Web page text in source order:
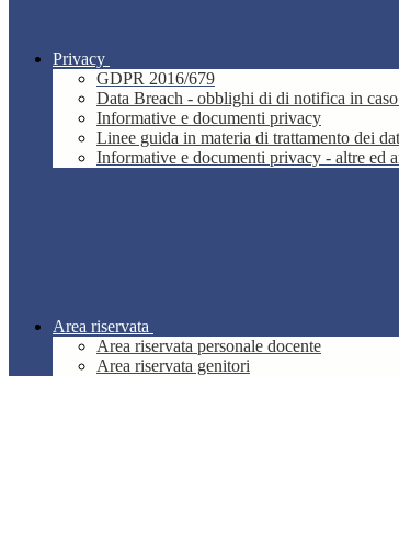
Privacy
GDPR 2016/679
Data Breach - obblighi di di notifica in
Informative e documenti privacy
Linee guida in materia di trattamento dei
Informative e documenti privacy - altre ed
Area riservata
Area riservata personale docente
Area riservata genitori